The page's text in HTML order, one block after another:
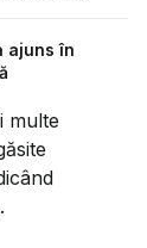
ajuns în
multe